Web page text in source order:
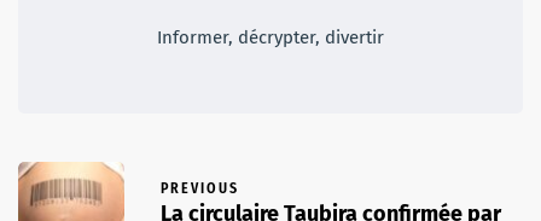
Informer, décrypter, divertir
PREVIOUS
La circulaire Taubira confirmée par